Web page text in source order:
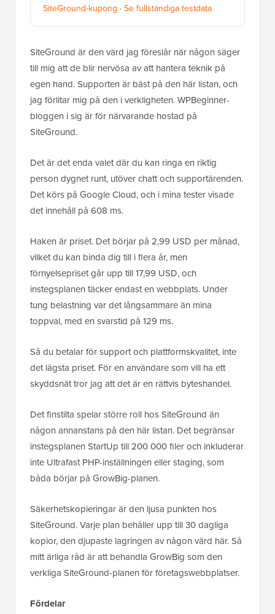
SiteGround-kupong · Se fullständiga testdata
SiteGround är den värd jag föreslår när någon säger
till mig att de blir nervösa av att hantera teknik på
egen hand. Supporten är bäst på den här listan, och
jag förlitar mig på den i verkligheten. WPBeginner-
bloggen i sig är för närvarande hostad på
SiteGround.
Det är det enda valet där du kan ringa en riktig
person dygnet runt, utöver chatt och supportärenden.
Det körs på Google Cloud, och i mina tester visade
det innehåll på 608 ms.
Haken är priset. Det börjar på 2,99 USD per månad,
vilket du kan binda dig till i flera år, men
förnyelsepriset går upp till 17,99 USD, och
instegsplanen täcker endast en webbplats. Under
tung belastning var det långsammare än mina
toppval, med en svarstid på 129 ms.
Så du betalar för support och plattformskvalitet, inte
det lägsta priset. För en användare som vill ha ett
skyddsnät tror jag att det är en rättvis byteshandel.
Det finstilta spelar större roll hos SiteGround än
någon annanstans på den här listan. Det begränsar
instegsplanen StartUp till 200 000 filer och inkluderar
inte Ultrafast PHP-inställningen eller staging, som
båda börjar på GrowBig-planen.
Säkerhetskopieringar är den ljusa punkten hos
SiteGround. Varje plan behåller upp till 30 dagliga
kopior, den djupaste lagringen av någon värd här. Så
mitt ärliga råd är att behandla GrowBig som den
verkliga SiteGround-planen för företagswebbplatser.
Fördelar